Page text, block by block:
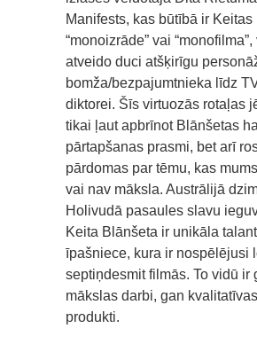
Manifests, kas būtībā ir
“monoizrāde” vai
atveido duci atšķirīgu
bomža/bezpajumtnieka līdz
diktorei. Šīs virtuozās rotaļas
tikai ļaut apbrīnot Blānšetas
pārtapšanas prasmi, bet arī
pārdomas par tēmu, kas
vai nav māksla. Austrālijā
Holivudā pasaules slavu
Keita Blānšeta ir unikāla
īpašniece, kura ir nospēlējusi
septiņdesmit filmās. To vidū ir
mākslas darbi, gan
produkti.